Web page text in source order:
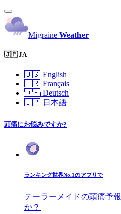
Migraine Weather
🇯🇵 JA
🇺🇸 English
🇫🇷 Français
🇩🇪 Deutsch
🇯🇵 日本語
頭痛にお悩みですか?
ランキング世界No.1のアプリで
テーラーメイドの頭痛予
か？